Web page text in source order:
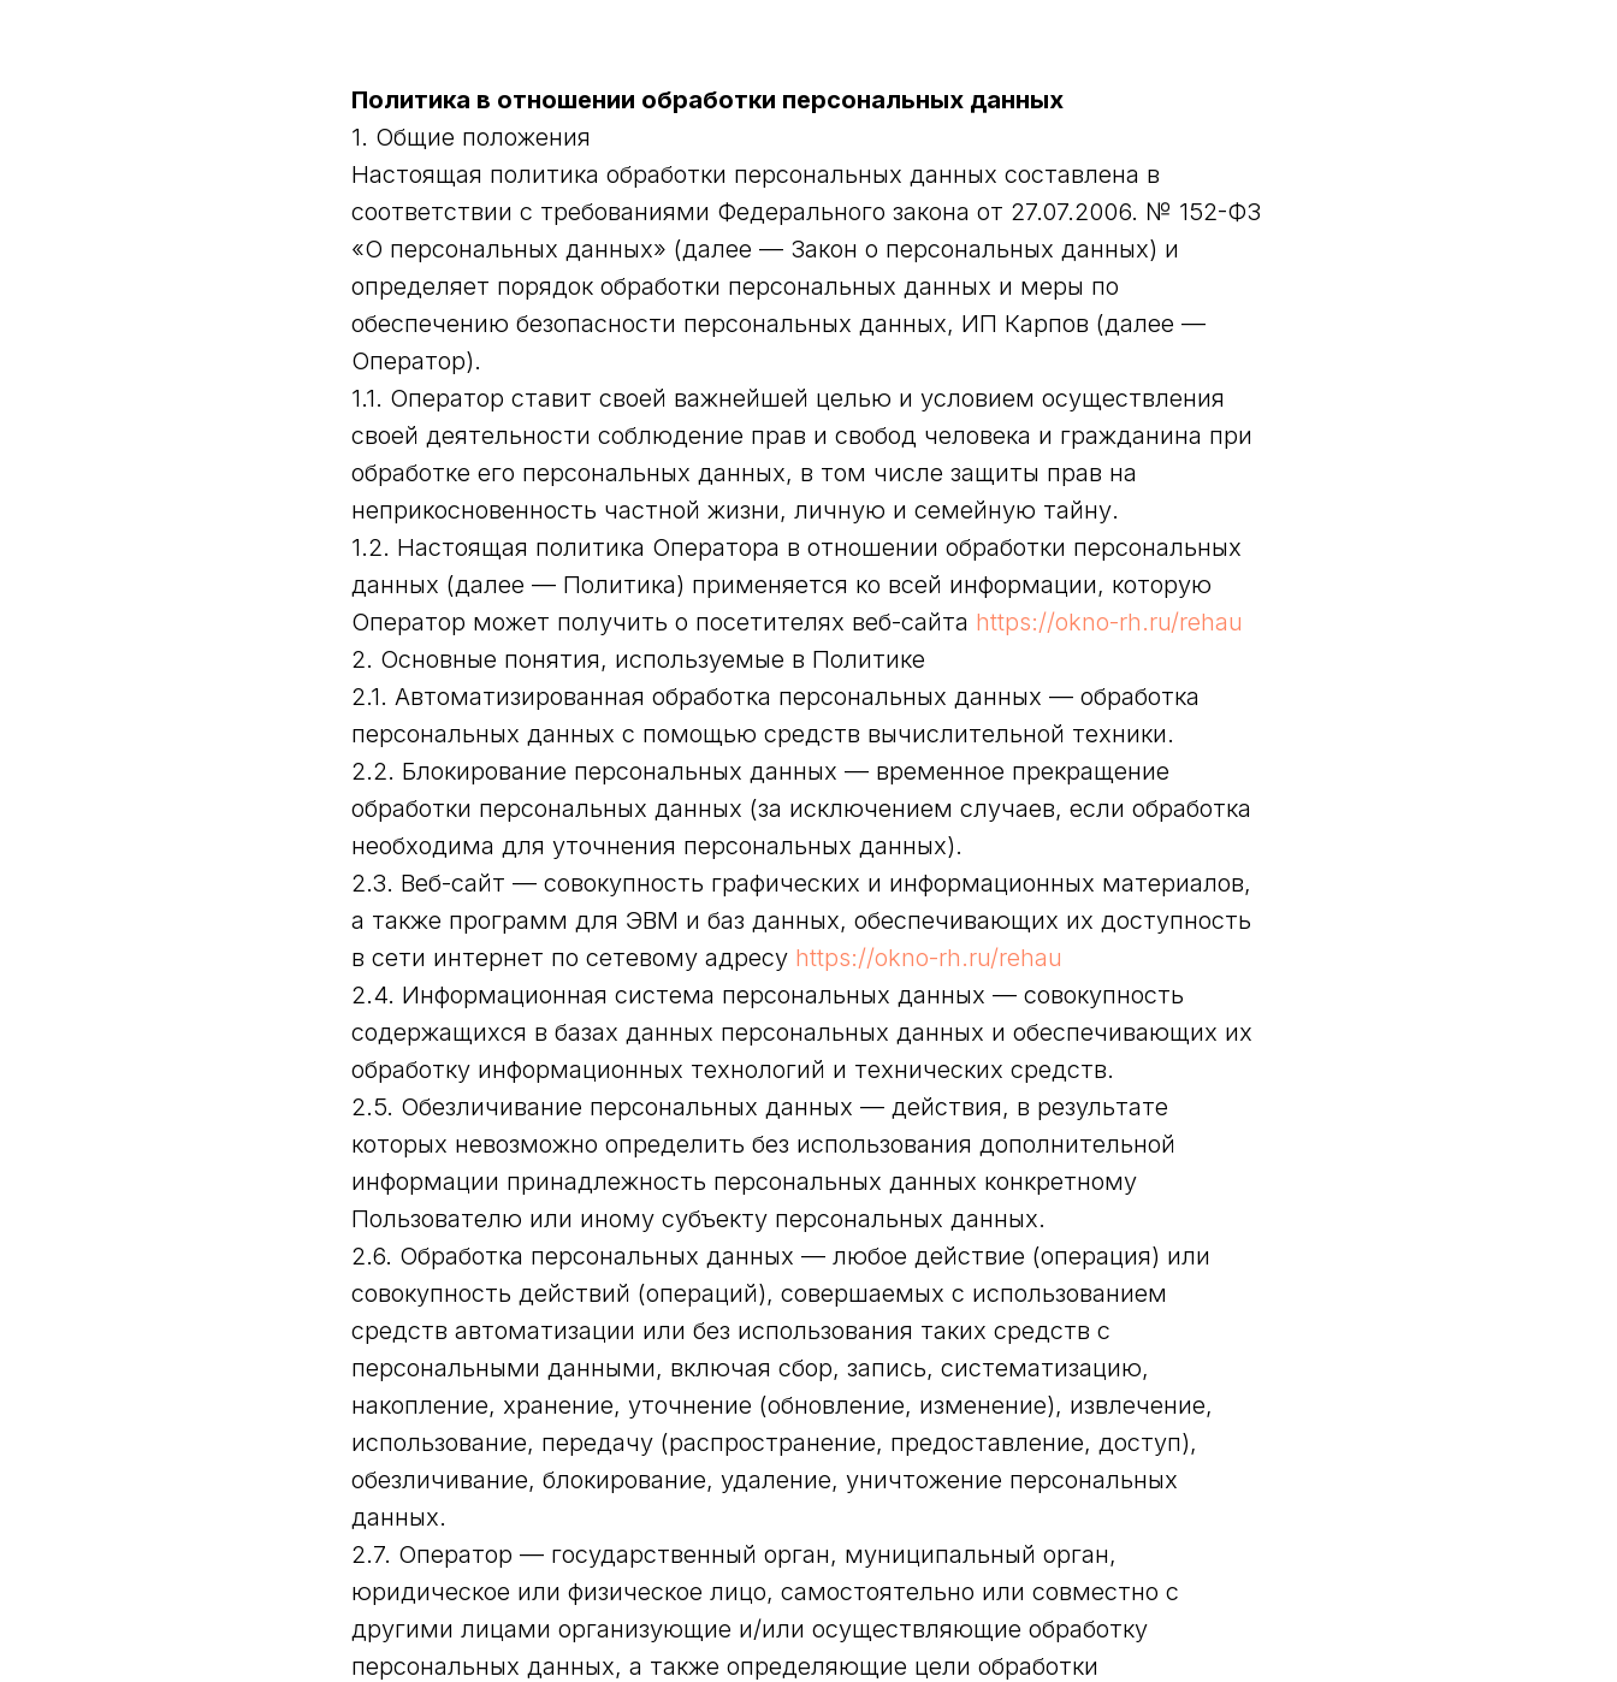
Политика в отношении обработки персональных данных
1. Общие положения
Настоящая политика обработки персональных данных составлена в
соответствии с требованиями Федерального закона от 27.07.2006. № 152-ФЗ
«О персональных данных» (далее — Закон о персональных данных) и
определяет порядок обработки персональных данных и меры по
обеспечению безопасности персональных данных, ИП Карпов (далее —
Оператор).
1.1. Оператор ставит своей важнейшей целью и условием осуществления
своей деятельности соблюдение прав и свобод человека и гражданина при
обработке его персональных данных, в том числе защиты прав на
неприкосновенность частной жизни, личную и семейную тайну.
1.2. Настоящая политика Оператора в отношении обработки персональных
данных (далее — Политика) применяется ко всей информации, которую
Оператор может получить о посетителях веб-сайта https://okno-rh.ru/rehau
2. Основные понятия, используемые в Политике
2.1. Автоматизированная обработка персональных данных — обработка
персональных данных с помощью средств вычислительной техники.
2.2. Блокирование персональных данных — временное прекращение
обработки персональных данных (за исключением случаев, если обработка
необходима для уточнения персональных данных).
2.3. Веб-сайт — совокупность графических и информационных материалов,
а также программ для ЭВМ и баз данных, обеспечивающих их доступность
в сети интернет по сетевому адресу https://okno-rh.ru/rehau
2.4. Информационная система персональных данных — совокупность
содержащихся в базах данных персональных данных и обеспечивающих их
обработку информационных технологий и технических средств.
2.5. Обезличивание персональных данных — действия, в результате
которых невозможно определить без использования дополнительной
информации принадлежность персональных данных конкретному
Пользователю или иному субъекту персональных данных.
2.6. Обработка персональных данных — любое действие (операция) или
совокупность действий (операций), совершаемых с использованием
средств автоматизации или без использования таких средств с
персональными данными, включая сбор, запись, систематизацию,
накопление, хранение, уточнение (обновление, изменение), извлечение,
использование, передачу (распространение, предоставление, доступ),
обезличивание, блокирование, удаление, уничтожение персональных
данных.
2.7. Оператор — государственный орган, муниципальный орган,
юридическое или физическое лицо, самостоятельно или совместно с
другими лицами организующие и/или осуществляющие обработку
персональных данных, а также определяющие цели обработки